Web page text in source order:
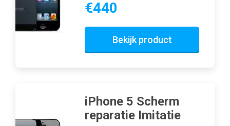
€440
Bekijk product
iPhone 5 Scherm
reparatie Imitatie